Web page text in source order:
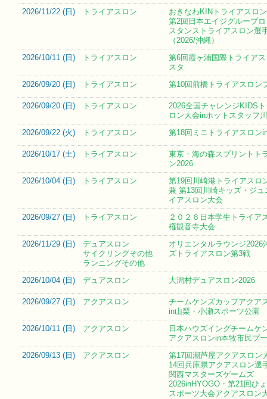
2026/11/22 (日 ) トライアスロン
おきなわKINトライアスロ
第2回日本エイジグループ
スタンストライアスロン選
（2026/沖縄）
2026/10/11 (日 ) トライアスロン
第6回霞ヶ浦国際トライア
スタ
2026/09/20 (日 ) トライアスロン 第10回前橋トライアスロン
2026/09/20 (日 ) トライアスロン
2026全国チャレンジKIDS
ロン大会inホットスタッフ
2026/09/22 (火) トライアスロン 第18回ミニトライアスロン
2026/10/17 (土) トライアスロン
東京・海の森スプリントト
ン2026
2026/10/04 (日 ) トライアスロン
第19回川崎港トライアスロ
兼 第13回川崎キッズ・ジュ
イアスロン大会
2026/09/27 (日 ) トライアスロン
２０２６日本学生トライア
権観音寺大会
2026/11/29 (日 )
デュアスロン
サイクリングその他
ランニングその他
オリエンタルラウンジ2026
ズトライアスロン第3戦
2026/10/04 (日 ) デュアスロン 大潟村デュアスロン2026
2026/09/27 (日 ) アクアスロン
チームケンズカップアクア
in山梨・小瀬スポーツ公園
2026/10/11 (日 ) アクアスロン
日本ハウズイングチームケ
アクアスロンin本牧市民プ
2026/09/13 (日 ) アクアスロン
第17回潮芦屋アクアスロン
14回兵庫県アクアスロン選
関西マスターズゲームズ
2026inHYOGO・第21回ひ
スポーツ大会アクアスロン